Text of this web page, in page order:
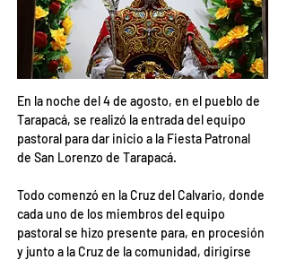
En la noche del 4 de agosto, en el pueblo de
Tarapacá, se realizó la entrada del equipo
pastoral para dar inicio a la Fiesta Patronal
de San Lorenzo de Tarapacá.
Todo comenzó en la Cruz del Calvario, donde
cada uno de los miembros del equipo
pastoral se hizo presente para, en procesión
y junto a la Cruz de la comunidad, dirigirse